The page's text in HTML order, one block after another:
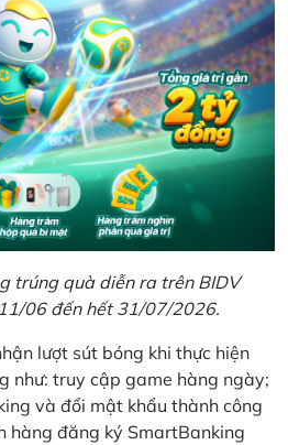
trúng quà diễn ra trên BIDV
06 đến hết 31/07/2026.
lượt sút bóng khi thực hiện
như: truy cập game hàng ngày;
và đổi mật khẩu thành công
hàng đăng ký SmartBanking